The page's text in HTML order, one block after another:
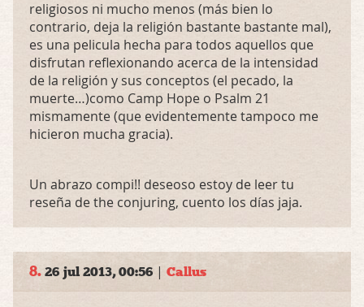
religiosos ni mucho menos (más bien lo
contrario, deja la religión bastante bastante mal),
es una pelicula hecha para todos aquellos que
disfrutan reflexionando acerca de la intensidad
de la religión y sus conceptos (el pecado, la
muerte…)como Camp Hope o Psalm 21
mismamente (que evidentemente tampoco me
hicieron mucha gracia).
Un abrazo compi!! deseoso estoy de leer tu
reseña de the conjuring, cuento los días jaja.
8. 26 jul 2013, 00:56 | Callus